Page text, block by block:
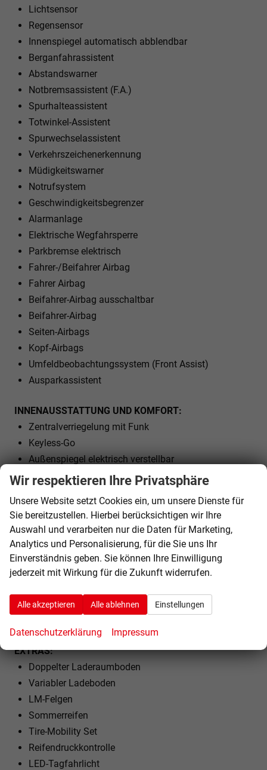
Lichtsensor
Regensensor
Innenspiegel automatisch abblendbar
Berganfahrassistent
Abstandswarner
Notbremsassistent (F.A.)
Spurhalteassistent
Totwinkel-Assistent
Spurwechselassistent
Verkehrszeichenerkennung
Müdigkeitswarner
Notrufsystem
Geschwindigkeitsbegrenzer
Alarmanlage
Elektrische Wegfahrsperre
Parkbremse elektrisch
Fahrer-/Beifahrer Airbag
Fahrer Airbag
Beifahrer-Airbag ausschaltbar
Beifahrer-Airbag
Seiten-Airbags
Kopf-Airbags
Umfeldbeobachtungssystem (Front Assist)
Ausparkassistent
INNENAUSSTATTUNG UND KOMFORT:
Zentralverriegelung mit Funk
Keyless-Go
Außenspiegel elektrisch verstellbar
Außenspiegel beheizbar
Außenspiegel elektrisch anklappbar
Elektrische Fensterheber vorne und hinten
Polsterstoff
Vordersitze höhenverstellbar
Armlehnen vorne und hinten
Kindersitzvorbereitung (ISOFIX)
Lenkrad höhenverstellbar
EXTRAS:
Doppelter Laderaumboden
Variabler Ladeboden
LM-Felgen
Sommerreifen
Tire-Mobility Set
Reifendruckkontrolle
LED-Tagfahrlicht
Wir respektieren Ihre Privatsphäre
Unsere Website setzt Cookies ein, um unsere Dienste für
Sie bereitzustellen. Hierbei berücksichtigen wir Ihre
Auswahl und verarbeiten nur die Daten für Marketing,
Analytics und Personalisierung, für die Sie uns Ihr
Einverständnis geben. Sie können Ihre Einwilligung
jederzeit mit Wirkung für die Zukunft widerrufen.
Alle akzeptieren Alle ablehnen Einstellungen
Datenschutzerklärung Impressum